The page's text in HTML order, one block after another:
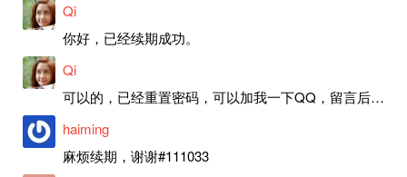
Qi
你好，已经续期成功。
Qi
可以的，已经重置密码，可以加我一下QQ，留言后我就发密码给你。
haiming
麻烦续期，谢谢#111033